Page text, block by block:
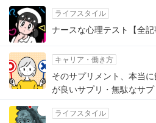
ライフスタイル
ナースな心理テスト【全記
キャリア・働き方
そのサプリメント、本当
が良いサプリ・無駄なサプ
ライフスタイル